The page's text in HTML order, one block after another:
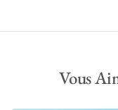
Vous